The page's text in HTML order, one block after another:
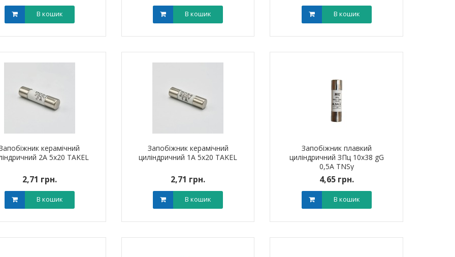
В кошик В кошик В кошик
керамічний
2A 5х20 TAKEL
2,71 грн.
В кошик
Запобіжник керамічний
циліндричний 1A 5х20 TAKEL
2,71 грн.
В кошик
Запобіжник плавкий
циліндричний ЗПц 10х38 gG
0,5A TNSy
4,65 грн.
В кошик